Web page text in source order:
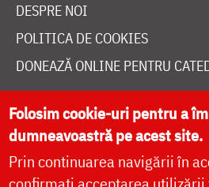
DESPRE NOI
POLITICA DE COOKIES
DONEAZĂ ONLINE PENTRU
Folosim cookie-uri pentru a
dumneavoastră pe acest site.
Prin continuarea navigării în